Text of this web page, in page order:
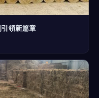
領新篇章